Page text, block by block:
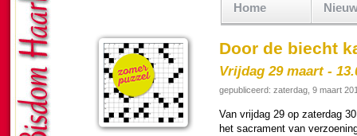
Home
Door de biecht
Vrijdag 29 maart -
gepubliceerd: zaterdag, 9 maart
Van vrij­dag 29 op zater­dag
het sacra­ment van